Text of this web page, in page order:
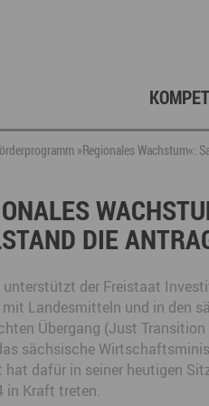
Gründung,
Gründen im
Projektarchiv
Berufs- &
Angebote für
Angebote für
Arbeitskreis
Touristische
Presse
Geschichte
»Regionales Wachstum«:
DIE
der Freistaat
Landesmitteln und in den
Übergang (Just
sächsische
dafür in seiner heutigen
in Kraft treten.